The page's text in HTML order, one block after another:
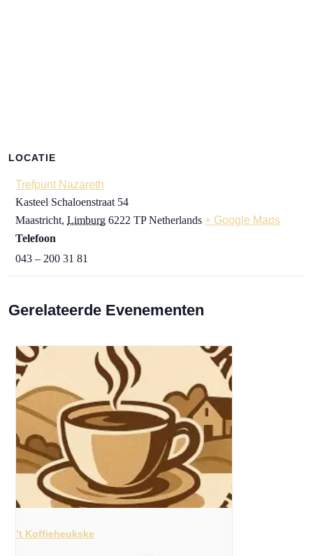
LOCATIE
Trefpunt Nazareth
Kasteel Schaloenstraat 54
Maastricht, Limburg 6222 TP Netherlands + Google Maps
Telefoon
043 – 200 31 81
Gerelateerde Evenementen
’t Koffieheukske